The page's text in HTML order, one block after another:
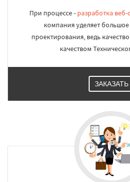
При процессе - разработка веб-
компания уделяет
проектирования, ведь
качеством
ЗАКАЗАТЬ